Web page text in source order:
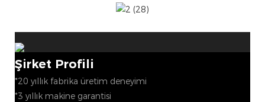
Şirket Profili
*20 yıllık fabrika üretim deneyimi
*3 yıllık makine garantisi